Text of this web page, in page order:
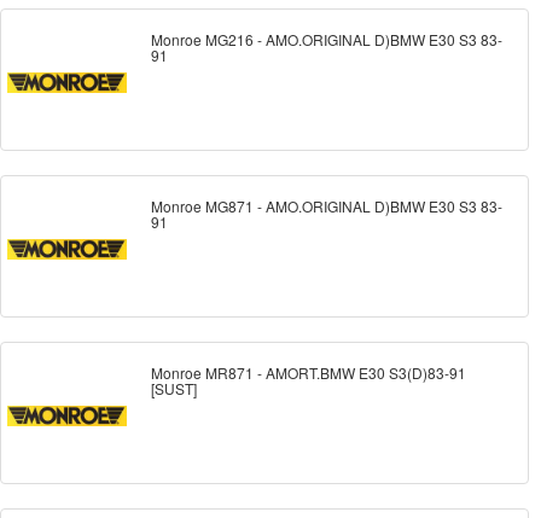
Monroe MG216 - AMO.ORIGINAL D)BMW E30 S3 83-
91
Monroe MG871 - AMO.ORIGINAL D)BMW E30 S3 83-
91
Monroe MR871 - AMORT.BMW E30 S3(D)83-91
[SUST]